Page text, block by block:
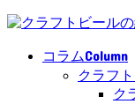
コラムColumn
クラフ
ク